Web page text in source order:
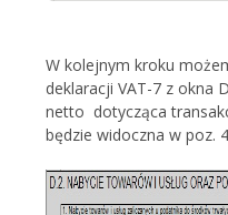
W kolejnym kroku
deklaracji VAT-7 z okna
netto dotycząca
będzie widoczna w poz.